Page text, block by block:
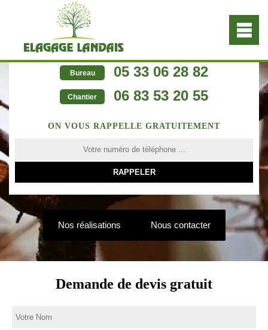
Bureau 05 33 06 28 82
Chantier 06 83 53 20 55
ON VOUS RAPPELLE GRATUITEMENT
Nos réalisations Nous contacter
Demande de devis gratuit